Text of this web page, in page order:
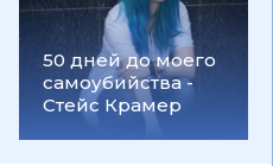
50 дней до моего
самоубийства -
Стейс Крамер